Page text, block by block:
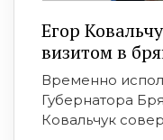
Егор
визитом в
Временно
Губернатора
Ковальчук